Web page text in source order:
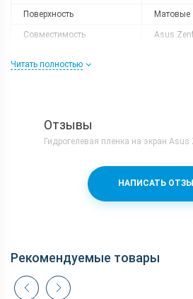
Поверхность Матовые
Совместимость Asus
Читать полностью
Отзывы
Гидрогелевая пленка на экран
НАПИСАТЬ
Рекомендуемые товары